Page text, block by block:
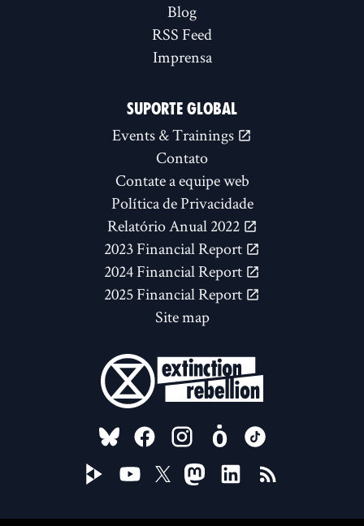
Blog
RSS Feed
Imprensa
SUPORTE GLOBAL
Events & Trainings
Contato
Contate a equipe web
Política de Privacidade
Relatório Anual 2022
2023 Financial Report
2024 Financial Report
2025 Financial Report
Site map
FOLLOW US ON